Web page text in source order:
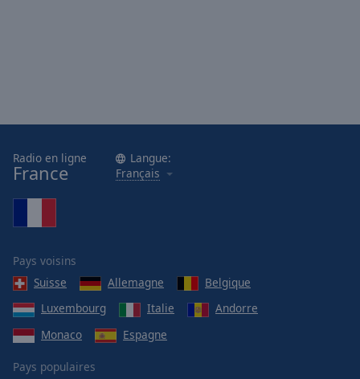
Radio en ligne
France
Langue:
Français
Pays voisins
Suisse
Allemagne
Belgique
Luxembourg
Italie
Andorre
Monaco
Espagne
Pays populaires